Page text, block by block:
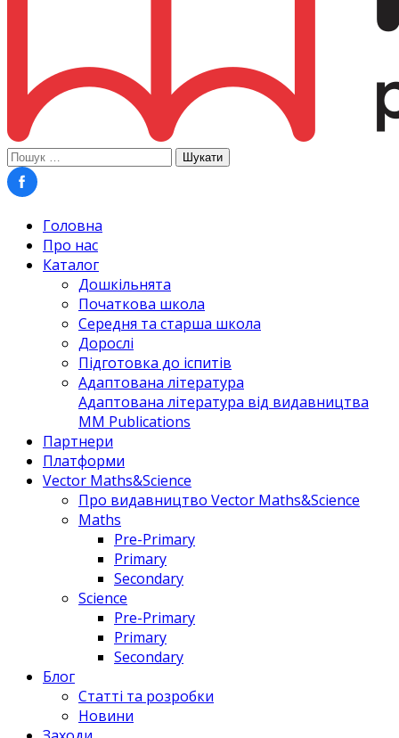
Пошук:
Головна
Про нас
Каталог
Дошкільнята
Початкова школа
Середня та старша школа
Дорослі
Підготовка до іспитів
Адаптована література
Адаптована література від видавництва
MM Publications
Партнери
Платформи
Vector Maths&Science
Про видавництво Vector Maths&Science
Maths
Pre-Primary
Primary
Secondary
Science
Pre-Primary
Primary
Secondary
Блог
Статті та розробки
Новини